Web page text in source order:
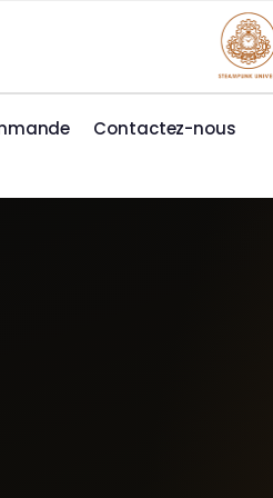
Contactez-nous